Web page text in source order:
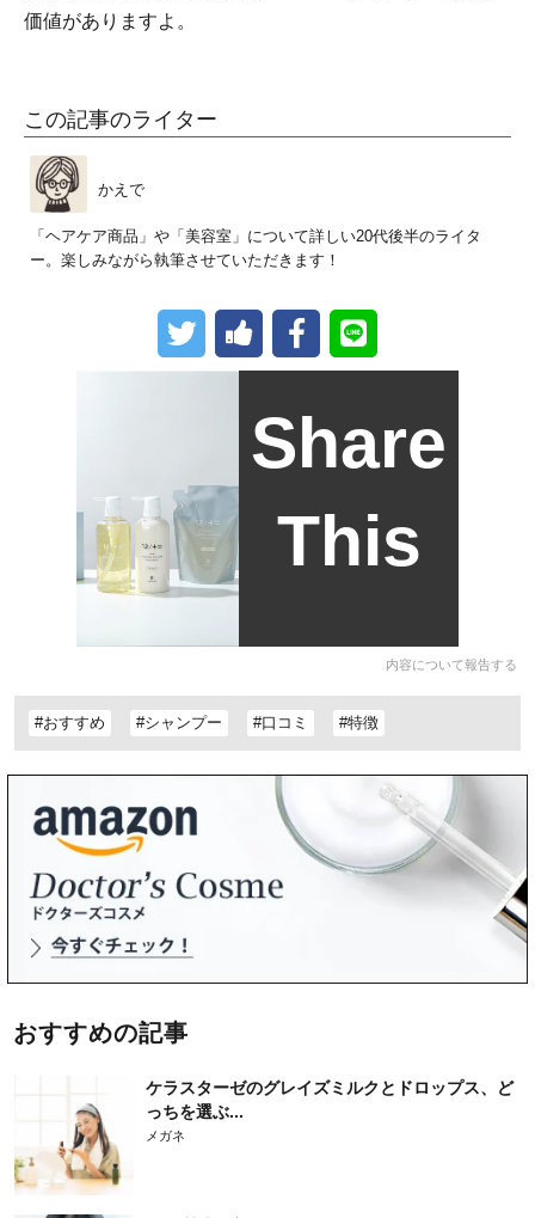
価値がありますよ。
この記事のライター
かえで
「ヘアケア商品」や「美容室」について詳しい20代後半のライタ
ー。楽しみながら執筆させていただきます！
Share
This
内容について報告する
#おすすめ #シャンプー #口コミ #特徴
おすすめの記事
ケラスターゼのグレイズミルクとドロップス、ど
っちを選ぶ...
メガネ